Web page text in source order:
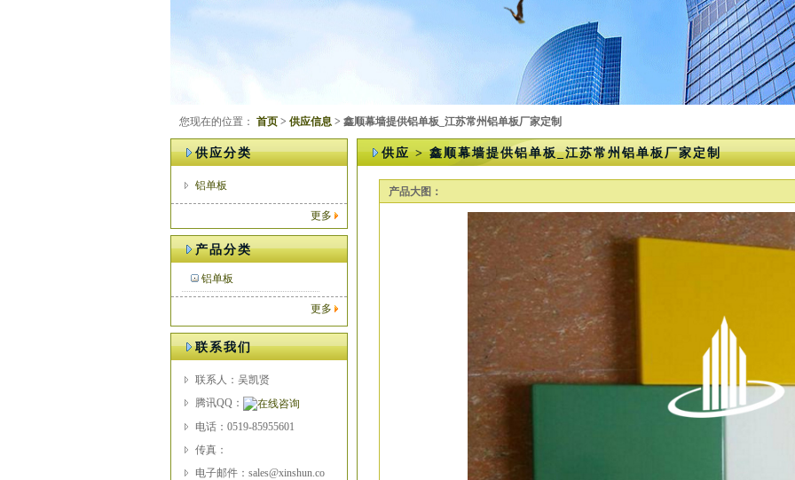
您现在的位置： 首页 > 供应信息 > 鑫顺幕墙提供铝单板_江苏常州铝单板厂家定制
供应分类
铝单板
更多
产品分类
铝单板
更多
联系我们
联系人：吴凯贤
腾讯QQ：
电话：0519-85955601
传真：
电子邮件：sales@xinshun.co
供应 > 鑫顺幕墙提供铝单板_江苏常州铝单板厂家定制
产品大图：